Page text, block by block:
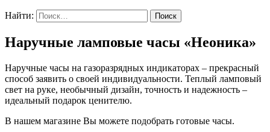
Найти:
Наручные ламповые часы «Неоника»
Наручные часы на газоразрядных индикаторах – прекрасный
способ заявить о своей индивидуальности. Теплый ламповый
свет на руке, необычный дизайн, точность и надежность –
идеальный подарок ценителю.
В нашем магазине Вы можете подобрать готовые часы.